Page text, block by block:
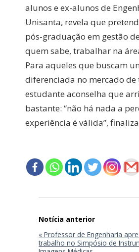
alunos e ex-alunos de
Unisanta, revela que
pós-graduação em gestão
quem sabe, trabalhar na
Para aqueles que buscam
diferenciada no mercado de
estudante aconselha que
bastante: “não há nada a
experiência é válida”,
de
Post
« Professor de Engenharia
trabalho no Simpósio de